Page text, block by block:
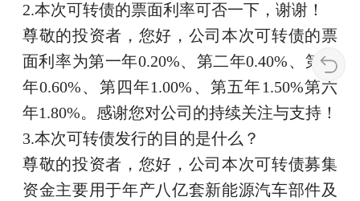
2.本次可转债的票面利率可否一下，谢谢！
尊敬的投资者，您好，公司本次可转债的票
面利率为第一年0.20%、第二年0.40%、第三
年0.60%、第四年1.00%、第五年1.50%第六
年1.80%。感谢您对公司的持续关注与支持！
3.本次可转债发行的目的是什么？
尊敬的投资者，您好，公司本次可转债募集
资金主要用于年产八亿套新能源汽车部件及